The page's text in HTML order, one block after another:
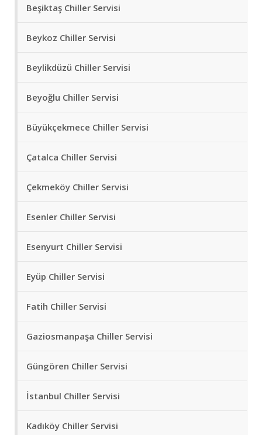
Beşiktaş Chiller Servisi
Beykoz Chiller Servisi
Beylikdüzü Chiller Servisi
Beyoğlu Chiller Servisi
Büyükçekmece Chiller Servisi
Çatalca Chiller Servisi
Çekmeköy Chiller Servisi
Esenler Chiller Servisi
Esenyurt Chiller Servisi
Eyüp Chiller Servisi
Fatih Chiller Servisi
Gaziosmanpaşa Chiller Servisi
Güngören Chiller Servisi
İstanbul Chiller Servisi
Kadıköy Chiller Servisi